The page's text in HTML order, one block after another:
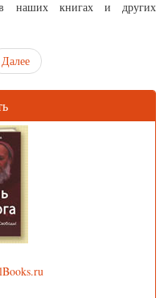
в наших книгах и других
Далее